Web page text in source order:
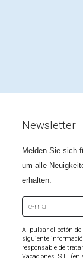
Newsletter
Melden Sie sich
um alle
erhalten.
Al pulsar el botón
siguiente
responsable de
Vacaciones, S.L. (en